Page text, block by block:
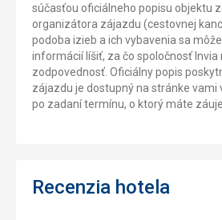
súčasťou oficiálneho popisu objektu
organizátora zájazdu (cestovnej
podoba izieb a ich vybavenia sa
informácií líšiť, za čo spoločnosť Invia
zodpovednosť. Oficiálny popis
zájazdu je dostupný na stránke vami
po zadaní termínu, o ktorý máte
Recenzia hotela